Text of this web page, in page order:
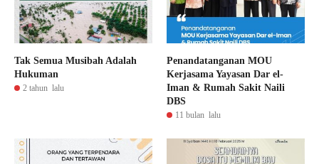
Tak Semua Musibah Adalah
Hukuman
2 tahun lalu
Penandatanganan MOU
Kerjasama Yayasan Dar el-
Iman & Rumah Sakit Naili
DBS
11 bulan lalu